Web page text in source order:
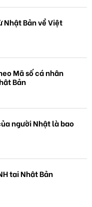
Nhật Bản về Việt
Mã số cá nhân
Bản
người Nhật là bao
tại Nhật Bản